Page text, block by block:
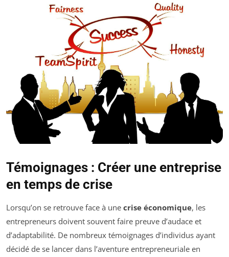
Témoignages : Créer une entreprise
en temps de crise
Lorsqu’on se retrouve face à une crise économique, les
entrepreneurs doivent souvent faire preuve d’audace et
d’adaptabilité. De nombreux témoignages d’individus ayant
décidé de se lancer dans l’aventure entrepreneuriale en